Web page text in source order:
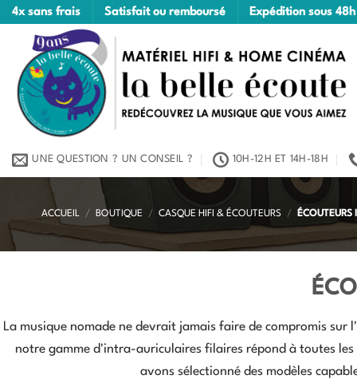
Passer
contenu
4x sans frais Satisfait ou remboursé Expédition sous 48h
UNE QUESTION ? UN CONSEIL ? 10H-12H ET 14H-18H
ACCUEIL / BOUTIQUE / CASQUE HIFI & ÉCOUTEURS / ÉCOUTEURS
La musique nomade ne devrait jamais faire de compromis
notre gamme d'intra-auriculaires filaires répond à toutes
avons sélectionné des modèles